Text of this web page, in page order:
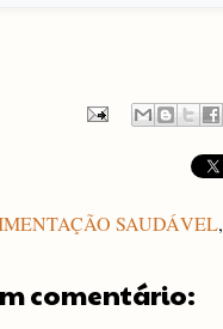
SAUDÁVEL,
comentário: